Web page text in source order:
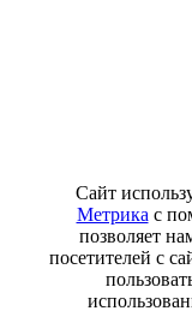
Сайт
Метрика с
позволяет
посетителей с